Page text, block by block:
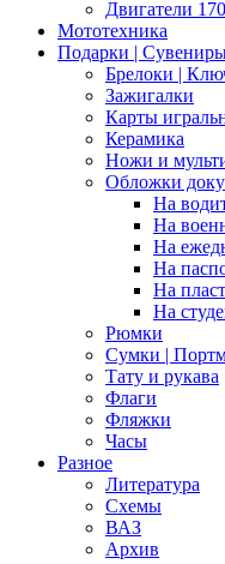
Двигатели
Мототехника
Подарки |
Брелоки |
Зажигалки
Карты
Керамика
Ножи и
Обложки
На
На
На
На
На
На
Рюмки
Сумки |
Тату и рукава
Флаги
Фляжки
Часы
Разное
Литература
Схемы
ВАЗ
Архив